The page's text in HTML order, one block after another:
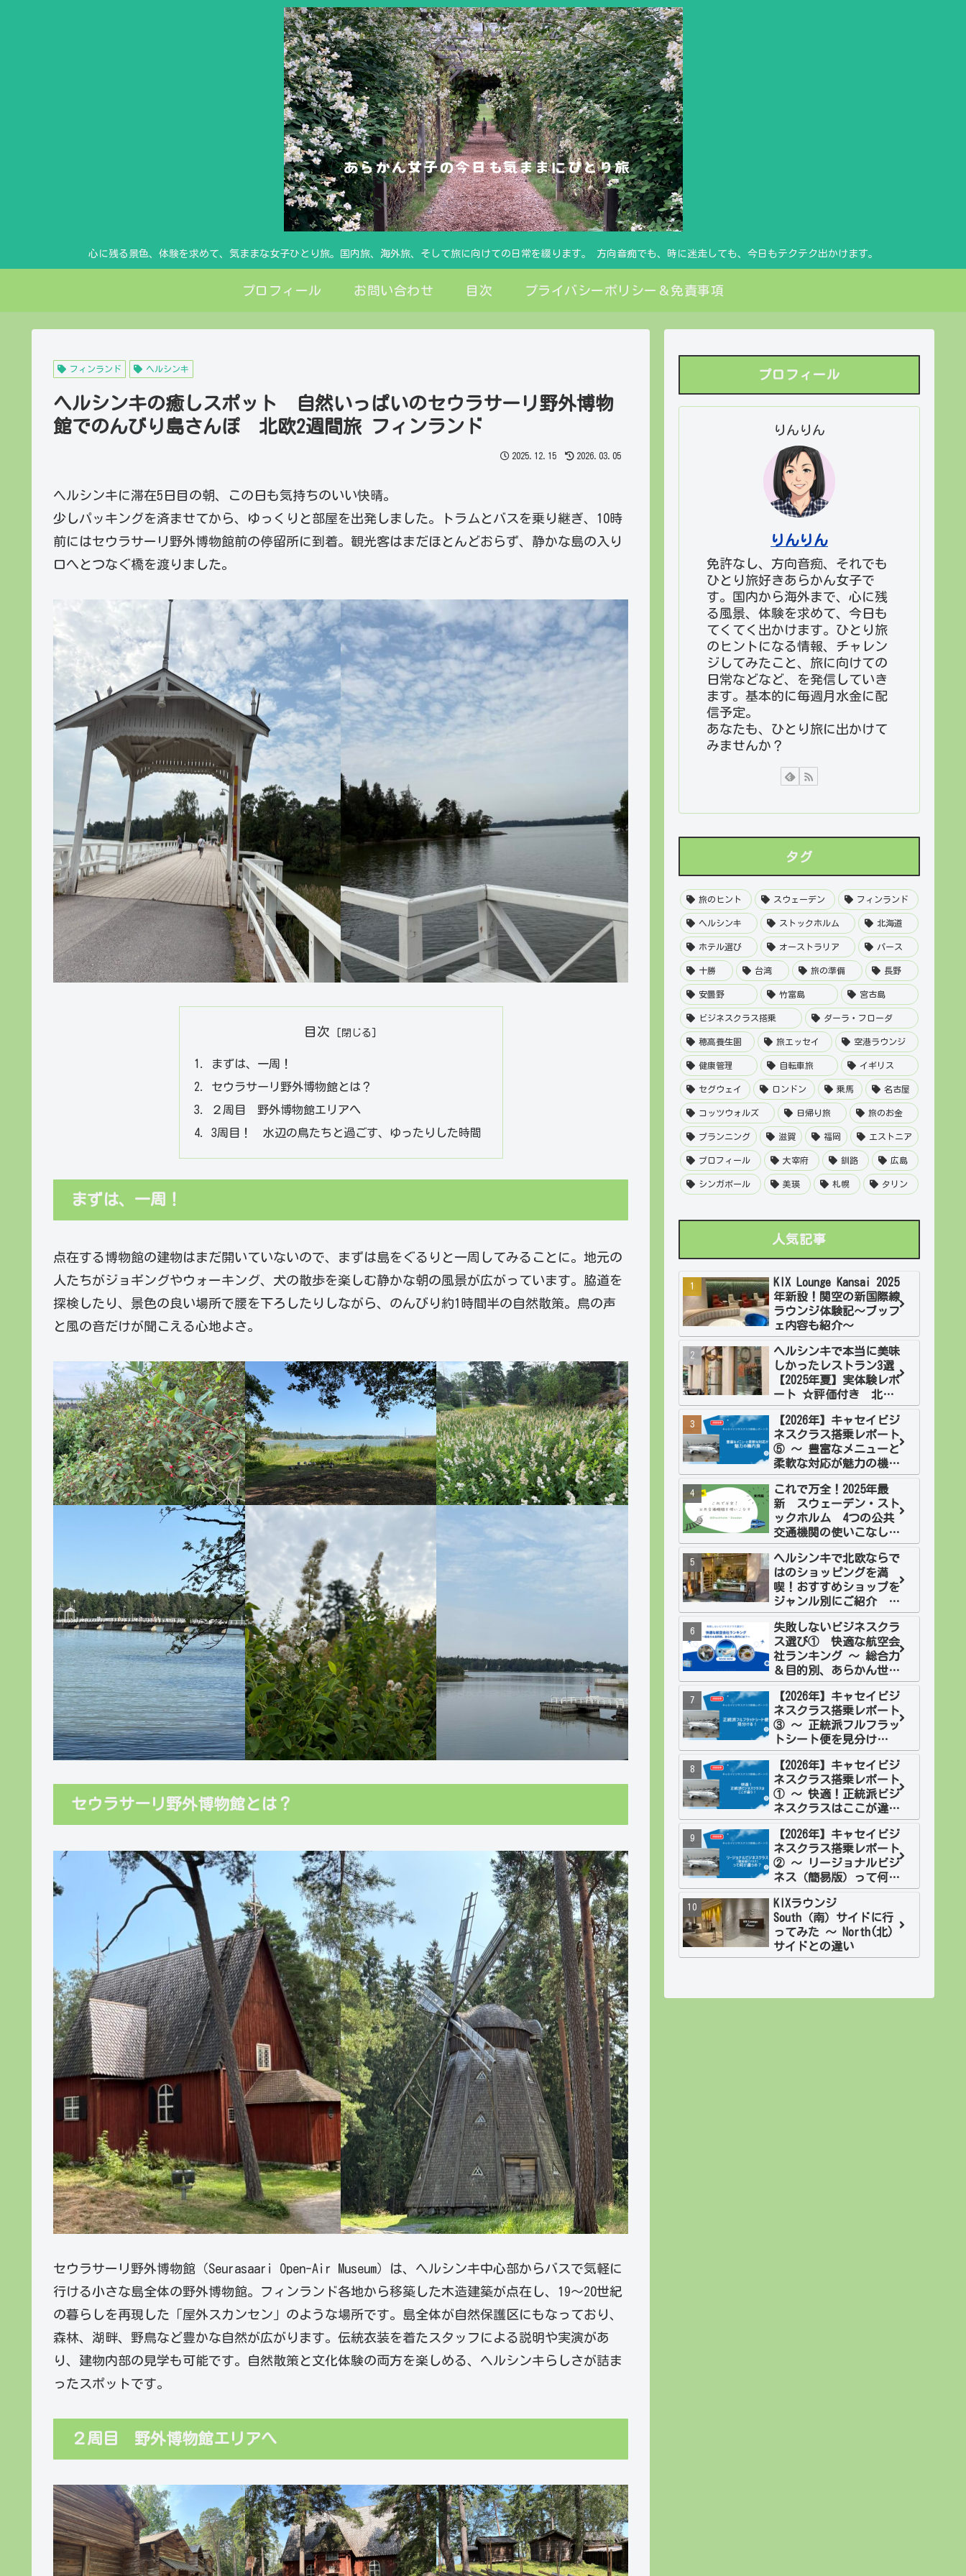
心に残る景色、体験を求めて、気ままな女子ひとり旅。国内旅、海外旅、そして旅に向けての日常を綴ります。 方向音痴でも、時に迷走しても、今日もテクテク出かけます。
プロフィール お問い合わせ 目次 プライバシーポリシー＆免責事項
フィンランド ヘルシンキ
ヘルシンキの癒しスポット 自然いっぱいのセウラサーリ野外博物
館でのんびり島さんぽ 北欧2週間旅 フィンランド
2025.12.15 2026.03.05
ヘルシンキに滞在5日目の朝、この日も気持ちのいい快晴。
少しパッキングを済ませてから、ゆっくりと部屋を出発しました。トラムとバスを乗り継ぎ、10時
前にはセウラサーリ野外博物館前の停留所に到着。観光客はまだほとんどおらず、静かな島の入り
口へとつなぐ橋を渡りました。
目次
まずは、一周！
セウラサーリ野外博物館とは？
２周目 野外博物館エリアへ
3周目！ 水辺の鳥たちと過ごす、ゆったりした時間
まずは、一周！
点在する博物館の建物はまだ開いていないので、まずは島をぐるりと一周してみることに。地元の
人たちがジョギングやウォーキング、犬の散歩を楽しむ静かな朝の風景が広がっています。脇道を
探検したり、景色の良い場所で腰を下ろしたりしながら、のんびり約1時間半の自然散策。鳥の声
と風の音だけが聞こえる心地よさ。
セウラサーリ野外博物館とは？
セウラサーリ野外博物館（Seurasaari Open-Air Museum）は、ヘルシンキ中心部からバスで気軽に
行ける小さな島全体の野外博物館。フィンランド各地から移築した木造建築が点在し、19〜20世紀
の暮らしを再現した「屋外スカンセン」のような場所です。島全体が自然保護区にもなっており、
森林、湖畔、野鳥など豊かな自然が広がります。伝統衣装を着たスタッフによる説明や実演があ
り、建物内部の見学も可能です。自然散策と文化体験の両方を楽しめる、ヘルシンキらしさが詰ま
ったスポットです。
２周目 野外博物館エリアへ
プロフィール
りんりん
りんりん
免許なし、方向音痴、それでも
ひとり旅好きあらかん女子で
す。国内から海外まで、心に残
る風景、体験を求めて、今日も
てくてく出かけます。ひとり旅
のヒントになる情報、チャレン
ジしてみたこと、旅に向けての
日常などなど、を発信していき
ます。基本的に毎週月水金に配
信予定。
あなたも、ひとり旅に出かけて
みませんか？
タグ
旅のヒント スウェーデン フィンランド
ヘルシンキ ストックホルム 北海道
ホテル選び オーストラリア パース
十勝 台湾 旅の準備 長野
安曇野 竹富島 宮古島
ビジネスクラス搭乗 ダーラ・フローダ
穂高養生園 旅エッセイ 空港ラウンジ
健康管理 自転車旅 イギリス
セグウェイ ロンドン 乗馬 名古屋
コッツウォルズ 日帰り旅 旅のお金
プランニング 滋賀 福岡 エストニア
プロフィール 大宰府 釧路 広島
シンガポール 美瑛 札幌 タリン
人気記事
KIX Lounge Kansai 2025
年新設！関空の新国際線
ラウンジ体験記～ブッフ
ェ内容も紹介～
ヘルシンキで本当に美味
しかったレストラン3選
【2025年夏】実体験レポ
ート ☆評価付き 北欧2
週間旅・フィンランド
【2026年】キャセイビジ
ネスクラス搭乗レポート
⑤ ～ 豊富なメニューと
柔軟な対応が魅力の機内
食
これで万全！2025年最
新 スウェーデン・スト
ックホルム 4つの公共
交通機関の使いこなし
方 実践編
ヘルシンキで北欧ならで
はのショッピングを満
喫！おすすめショップを
ジャンル別にご紹介 北
欧２週間旅 フィンラン
ド
失敗しないビジネスクラ
ス選び① 快適な航空会
社ランキング ～ 総合力
＆目的別、あらかん世代
には？
【2026年】キャセイビジ
ネスクラス搭乗レポート
③ ～ 正統派フルフラッ
トシート便を見分け
る！
【2026年】キャセイビジ
ネスクラス搭乗レポート
① ～ 快適！正統派ビジ
ネスクラスはここが違
う！
【2026年】キャセイビジ
ネスクラス搭乗レポート
② ～ リージョナルビジ
ネス（簡易版）って何が
違うの？
KIXラウンジ
South（南）サイドに行
ってみた ～ North(北)
サイドとの違い